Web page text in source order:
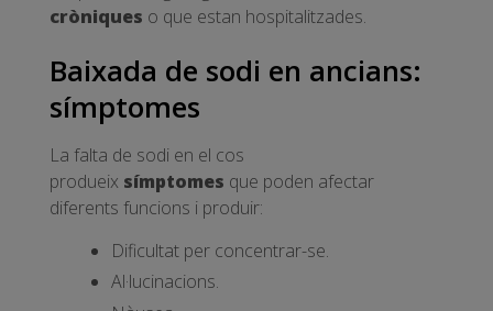
cròniques o que estan hospitalitzades.
Baixada de sodi en ancians:
símptomes
La falta de sodi en el cos
produeix símptomes que poden afectar
diferents funcions i produir:
Dificultat per concentrar-se.
Al·lucinacions.